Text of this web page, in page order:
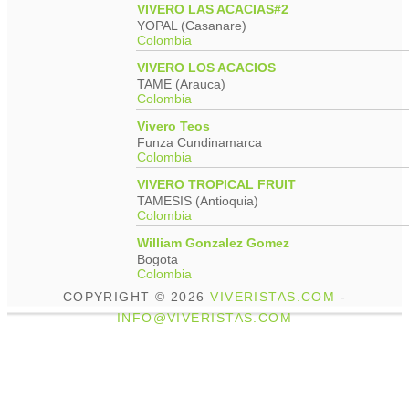
VIVERO LAS ACACIAS#2
YOPAL (Casanare)
Colombia
VIVERO LOS ACACIOS
TAME (Arauca)
Colombia
Vivero Teos
Funza Cundinamarca
Colombia
VIVERO TROPICAL FRUIT
TAMESIS (Antioquia)
Colombia
William Gonzalez Gomez
Bogota
Colombia
COPYRIGHT © 2026VIVERISTAS.COM -
INFO@VIVERISTAS.COM